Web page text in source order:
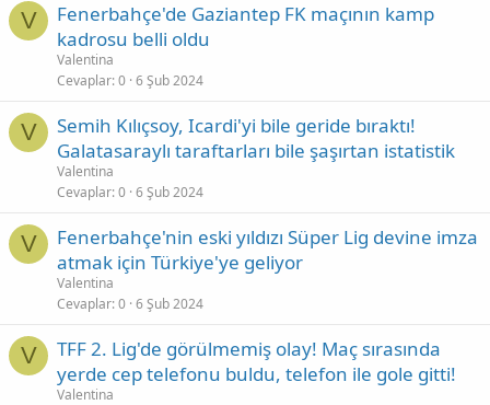
V
Fenerbahçe'de Gaziantep FK maçının kamp
kadrosu belli oldu
Valentina
Cevaplar 0 6 Şub 2024
V
Semih Kılıçsoy, Icardi'yi bile geride bıraktı!
Galatasaraylı taraftarları bile şaşırtan istatistik
Valentina
Cevaplar 0 6 Şub 2024
V
Fenerbahçe'nin eski yıldızı Süper Lig devine imza
atmak için Türkiye'ye geliyor
Valentina
Cevaplar 0 6 Şub 2024
V
TFF 2. Lig'de görülmemiş olay! Maç sırasında
yerde cep telefonu buldu, telefon ile gole gitti!
Valentina